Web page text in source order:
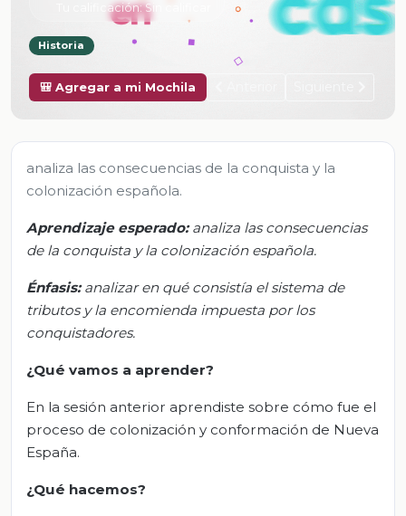
Tu calificación:Sin calificar
Historia
🎒 Agregar a mi Mochila
analiza las consecuencias de la conquista y la
colonización española.
Aprendizaje esperado: analiza las consecuencias
de la conquista y la colonización española.
Énfasis:analizar en qué consistía el sistema de
tributos y la encomienda impuesta por los
conquistadores.
¿Qué vamos a aprender?
En la sesión anterior aprendiste sobre cómo fue el
proceso de colonización y conformación de Nueva
España.
¿Qué hacemos?